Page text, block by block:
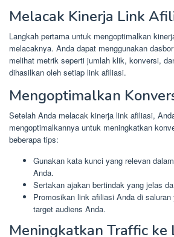
Melacak Kinerja Link
Langkah pertama untuk mengoptimalkan
melacaknya. Anda dapat menggunakan
melihat metrik seperti jumlah klik, konversi,
dihasilkan oleh setiap link afiliasi.
Mengoptimalkan
Setelah Anda melacak kinerja link afiliasi,
mengoptimalkannya untuk meningkatkan
beberapa tips:
Gunakan kata kunci yang relevan
Anda.
Sertakan ajakan bertindak yang jelas
Promosikan link afiliasi Anda di saluran
target audiens Anda.
Meningkatkan Traffic ke